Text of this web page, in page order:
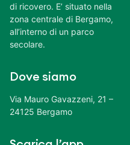
di ricovero. E’ situato nella
zona centrale di Bergamo,
all’interno di un parco
secolare.
Dove siamo
Via Mauro Gavazzeni, 21 –
24125 Bergamo